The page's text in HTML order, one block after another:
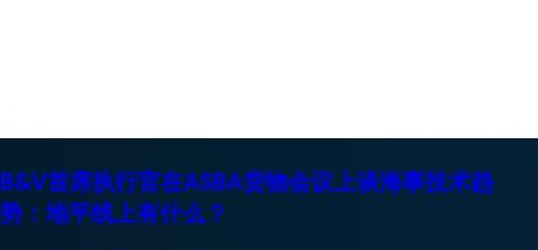
B&V首席执行官在ASBA货物会议上谈海事技术趋
势：地平线上有什么？